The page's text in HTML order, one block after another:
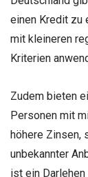
einen Kredit zu
mit kleineren
Kriterien
Zudem bieten
Personen mit
höhere Zinsen,
unbekannter
ist ein